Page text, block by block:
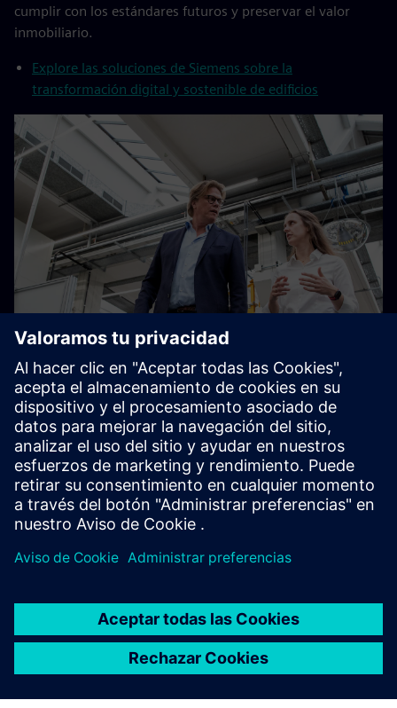
cumplir con los estándares futuros y preservar el valor
inmobiliario.
Explore las soluciones de Siemens sobre la
transformación digital y sostenible de edificios
Aumente la productividad en un
25%
Al convertirse en una empresa digital, las fábricas nuevas y
existentes pueden ser más eficientes y rentables.
Descubra cómo se digitalizó y optimizó Siemens
Elektromotorenwerk en Bad Neustadt, Alemania